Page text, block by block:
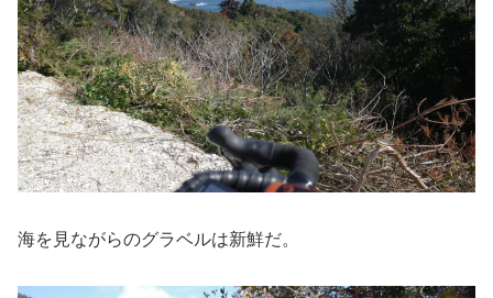
海を見ながらのグラベルは新鮮だ。